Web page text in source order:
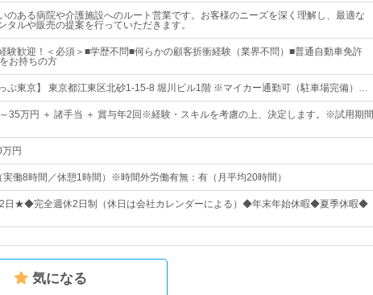
のある病院や介護施設へのルート営業です。お客様のニーズを深く理解し、最適な
タルや販売の提案を行っていただきます。
験歓迎！＜必須＞■学歴不問■何らかの顧客折衝経験（業界不問）■普通自動車免許
お持ちの方
っぷ東京】 東京都江東区北砂1-15-8 堀川ビル1階 ※マイカー通勤可（駐車場完備）…
35万円 ＋ 諸手当 ＋ 賞与年2回※経験・スキルを考慮の上、決定します。※試用期間
円
働8時間／休憩1時間）※時間外労働有無：有（月平均20時間）
日★◆完全週休2日制（休日は会社カレンダーによる）◆年末年始休暇◆夏季休暇◆
気になる